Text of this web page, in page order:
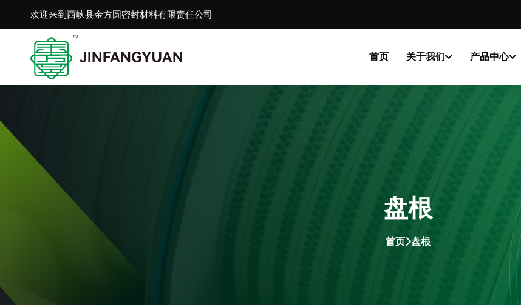
欢迎来到西峡县金方圆密封材料有限责任公司
首页 关于我们 产品中心
盘根
首页 盘根